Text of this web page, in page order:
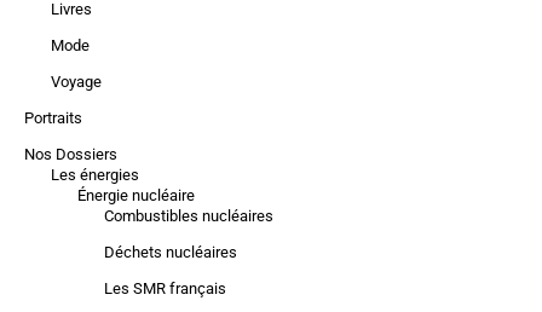
Livres
Mode
Voyage
Portraits
Nos Dossiers
Les énergies
Énergie nucléaire
Combustibles nucléaires
Déchets nucléaires
Les SMR français